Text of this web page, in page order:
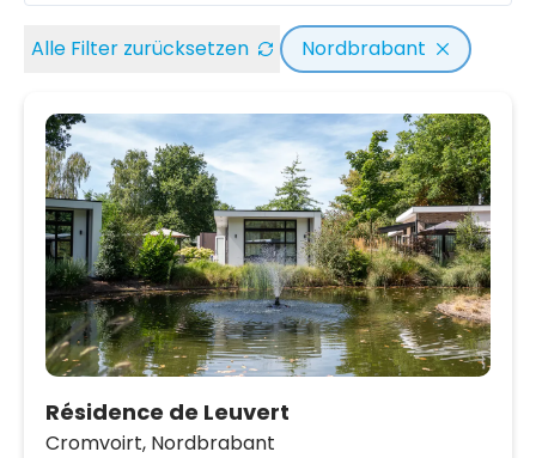
Alle Filter zurücksetzen Nordbrabant
Résidence de Leuvert
Cromvoirt, Nordbrabant